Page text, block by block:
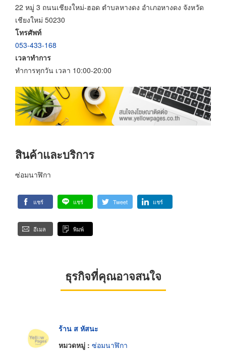
22 หมู่ 3 ถนนเชียงใหม่-ฮอด ตำบลหางดง อำเภอหางดง จังหวัด
เชียงใหม่ 50230
โทรศัพท์
053-433-168
เวลาทำการ
ทำการทุกวัน เวลา 10:00-20:00
สินค้าและบริการ
ซ่อมนาฬิกา
แชร์ แชร์ Tweet แชร์
อีเมล พิมพ์
ธุรกิจที่คุณอาจสนใจ
ร้าน ส หัสนะ
หมวดหมู่ : ซ่อมนาฬิกา